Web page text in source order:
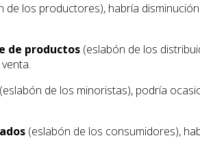
de los productores), habría
de productos (eslabón de los
(eslabón de los minoristas), podría
(eslabón de los consumidores),